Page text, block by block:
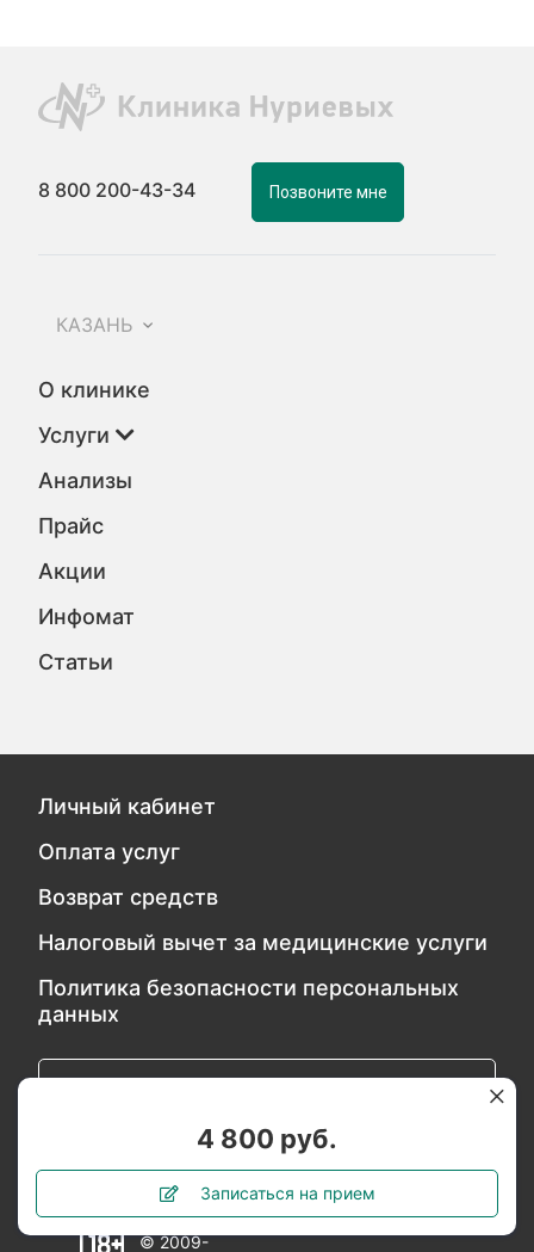
4 800 руб.
Записаться на прием
8 800 200-43-34 Позвоните мне
КАЗАНЬ
О клинике
Услуги
Анализы
Прайс
Акции
Инфомат
Статьи
Личный кабинет
Оплата услуг
Возврат средств
Налоговый вычет за медицинские услуги
Политика безопасности персональных
данных
Мы в социальных сетях:
© 2009-